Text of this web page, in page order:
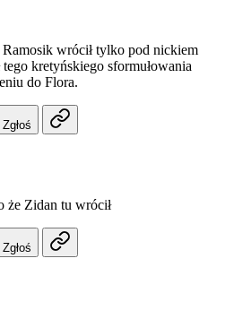
wrócił tylko pod nickiem
kretyńskiego sformułowania
do Flora.
Zgłoś
że Zidan tu wrócił
Zgłoś